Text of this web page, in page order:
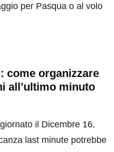
per Pasqua o al volo
come organizzare
all’ultimo minuto
il Dicembre 16,
last minute potrebbe